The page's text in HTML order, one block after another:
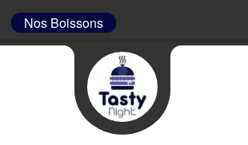
Nos Boissons